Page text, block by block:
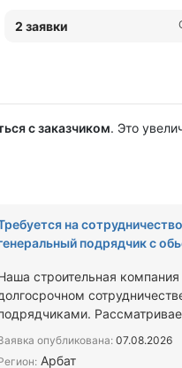
2 заявки
с заказчиком. Это
на сотрудничество
подрядчик с
строительная компания
опубликована:07.08.2026
Арбат